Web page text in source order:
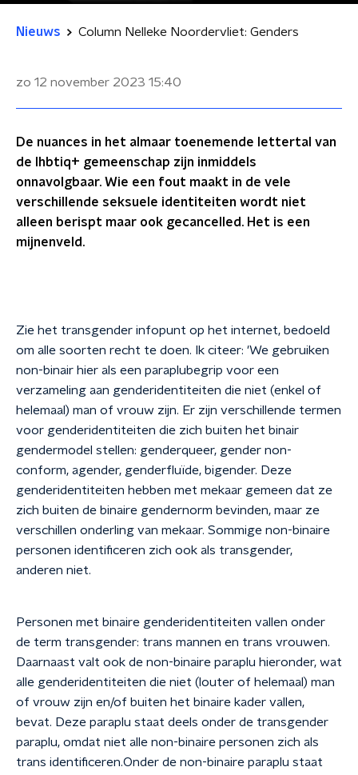
Nieuws Column Nelleke Noordervliet: Genders
zo 12 november 2023 15:40
De nuances in het almaar toenemende lettertal van
de lhbtiq+ gemeenschap zijn inmiddels
onnavolgbaar. Wie een fout maakt in de vele
verschillende seksuele identiteiten wordt niet
alleen berispt maar ook gecancelled. Het is een
mijnenveld.
Zie het transgender infopunt op het internet, bedoeld
om alle soorten recht te doen. Ik citeer: 'We gebruiken
non-binair hier als een paraplubegrip voor een
verzameling aan genderidentiteiten die niet (enkel of
helemaal) man of vrouw zijn. Er zijn verschillende termen
voor genderidentiteiten die zich buiten het binair
gendermodel stellen: genderqueer, gender non-
conform, agender, genderfluïde, bigender. Deze
genderidentiteiten hebben met mekaar gemeen dat ze
zich buiten de binaire gendernorm bevinden, maar ze
verschillen onderling van mekaar. Sommige non-binaire
personen identificeren zich ook als transgender,
anderen niet.
Personen met binaire genderidentiteiten vallen onder
de term transgender: trans mannen en trans vrouwen.
Daarnaast valt ook de non-binaire paraplu hieronder, wat
alle genderidentiteiten die niet (louter of helemaal) man
of vrouw zijn en/of buiten het binaire kader vallen,
bevat. Deze paraplu staat deels onder de transgender
paraplu, omdat niet alle non-binaire personen zich als
trans identificeren.Onder de non-binaire paraplu staat